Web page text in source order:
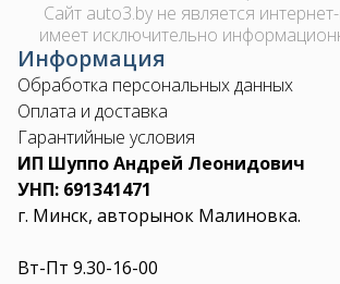
Сайт auto3.by не является
имеет исключительно
Информация
Обработка персональных данных
Оплата и доставка
Гарантийные условия
ИП Шуппо Андрей Леонидович
УНП: 691341471
г. Минск, авторынок Малиновка.
Вт-Пт 9.30-16-00